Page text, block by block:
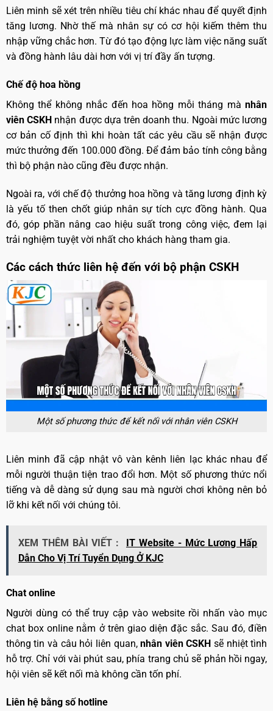
Liên minh sẽ xét trên nhiều tiêu chí khác nhau để quyết định
tăng lương. Nhờ thế mà nhân sự có cơ hội kiếm thêm thu
nhập vững chắc hơn. Từ đó tạo động lực làm việc năng suất
và đồng hành lâu dài hơn với vị trí đầy ấn tượng.
Chế độ hoa hồng
Không thể không nhắc đến hoa hồng mỗi tháng mànhân
viên CSKH nhận được dựa trên doanh thu. Ngoài mức lương
cơ bản cố định thì khi hoàn tất các yêu cầu sẽ nhận được
mức thưởng đến 100.000 đồng. Để đảm bảo tính công bằng
thì bộ phận nào cũng đều được nhận.
Ngoài ra, với chế độ thưởng hoa hồng và tăng lương định kỳ
là yếu tố then chốt giúp nhân sự tích cực đồng hành. Qua
đó, góp phần nâng cao hiệu suất trong công việc, đem lại
trải nghiệm tuyệt vời nhất cho khách hàng tham gia.
Các cách thức liên hệ đến với bộ phận CSKH
Một số phương thức để kết nối với nhân viên CSKH
Liên minh đã cập nhật vô vàn kênh liên lạc khác nhau để
mỗi người thuận tiện trao đổi hơn. Một số phương thức nổi
tiếng và dễ dàng sử dụng sau mà người chơi không nên bỏ
lỡ khi kết nối với chúng tôi.
XEM THÊM BÀI VIẾT :
IT Website - Mức Lương Hấp
Dẫn Cho Vị Trí Tuyển Dụng Ở KJC
Chat online
Người dùng có thể truy cập vào website rồi nhấn vào mục
chat box online nằm ở trên giao diện đặc sắc. Sau đó, điền
thông tin và câu hỏi liên quan,nhân viên CSKH sẽ nhiệt tình
hỗ trợ. Chỉ với vài phút sau, phía trang chủ sẽ phản hồi ngay,
hội viên sẽ kết nối mà không cần tốn phí.
Liên hệ bằng số hotline